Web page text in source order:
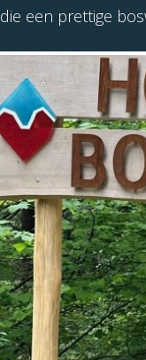
een prettige